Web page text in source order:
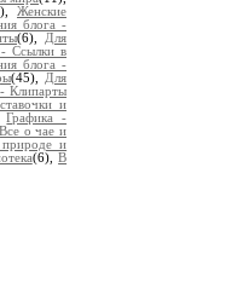
Женские
блога -
(6), Для
Ссылки в
блога -
(45), Для
Клипарты
и
Графика -
Все о чае и
и
(6),В